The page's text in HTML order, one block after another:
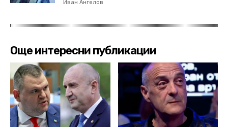
Иван Ангелов
Още интересни публикации